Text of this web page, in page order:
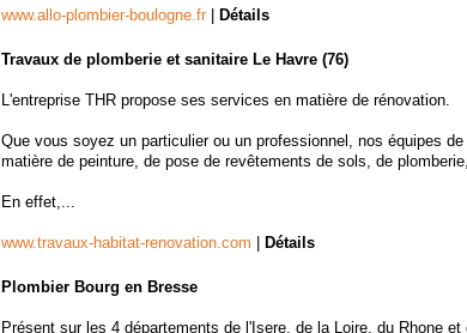
www.allo-plombier-boulogne.fr Détails
Travaux de plomberie et sanitaire Le Havre (76)
L'entreprise THR propose ses services en matière de rénovation.
Que vous soyez un particulier ou un professionnel, nos équipes
matière de peinture, de pose de revêtements de sols, de
En effet,...
www.travaux-habitat-renovation.com Détails
Plombier Bourg en Bresse
Présent sur les 4 départements de l'Isere, de la Loire, du Rhone